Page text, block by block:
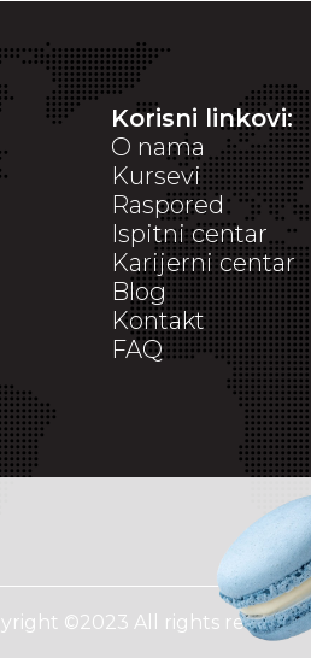
Korisni linkovi:
O nama
Kursevi
Raspored
Ispitni centar
Karijerni centar
Blog
Kontakt
FAQ
©2023 All rights